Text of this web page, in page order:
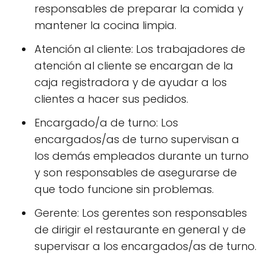
responsables de preparar la comida y
mantener la cocina limpia.
Atención al cliente: Los trabajadores de
atención al cliente se encargan de la
caja registradora y de ayudar a los
clientes a hacer sus pedidos.
Encargado/a de turno: Los
encargados/as de turno supervisan a
los demás empleados durante un turno
y son responsables de asegurarse de
que todo funcione sin problemas.
Gerente: Los gerentes son responsables
de dirigir el restaurante en general y de
supervisar a los encargados/as de turno.